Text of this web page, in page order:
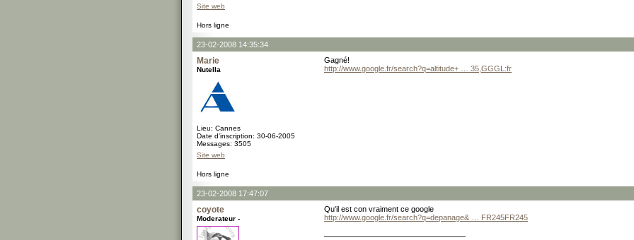
Site web
Hors ligne
23-02-2008 14:35:34
Marie
Nutella
Lieu: Cannes
Date d'inscription: 30-06-2005
Messages: 3505
Site web
Gagné!
http://www.google.fr/search?q=altitude+ … 35,GGGL:fr
Hors ligne
23-02-2008 17:47:07
coyote
Moderateur -
Qu'il est con vraiment ce google
http://www.google.fr/search?q=depanage& … FR245FR245